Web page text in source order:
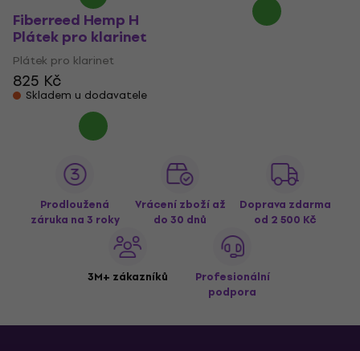
Fiberreed Hemp H
Plátek pro klarinet
Plátek pro klarinet
825 Kč
Skladem u dodavatele
Prodloužená
záruka na 3 roky
Vrácení zboží až
do 30 dnů
Doprava zdarma
od 2 500 Kč
3M+ zákazníků
Profesionální
podpora